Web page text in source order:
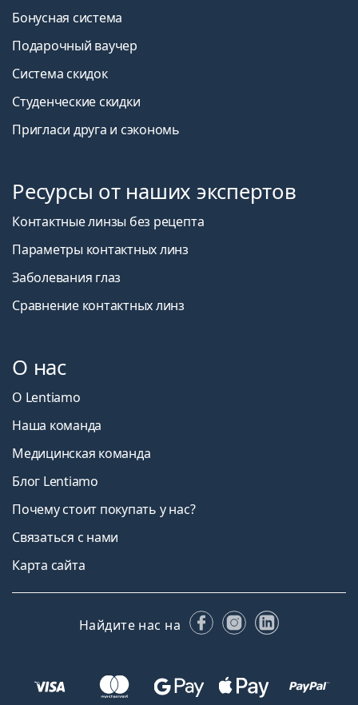
Бонусная система
Подарочный ваучер
Система скидок
Студенческие скидки
Пригласи друга и сэкономь
Ресурсы от наших экспертов
Контактные линзы без рецепта
Параметры контактных линз
Заболевания глаз
Сравнение контактных линз
О нас
О Lentiamo
Наша команда
Медицинская команда
Блог Lentiamo
Почему стоит покупать у нас?
Связаться с нами
Карта сайта
Найдите нас на FacebookInstagram
LinkedIn